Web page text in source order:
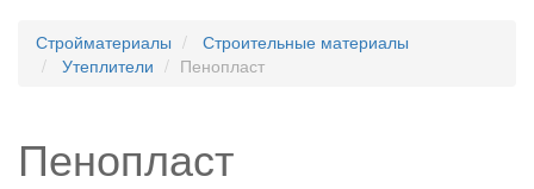
Стройматериалы
Строительные материалы
Утеплители
Пенопласт
Пенопласт